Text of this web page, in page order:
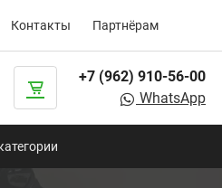
Контакты Партнёрам
+7 (962) 910-56-00
WhatsApp